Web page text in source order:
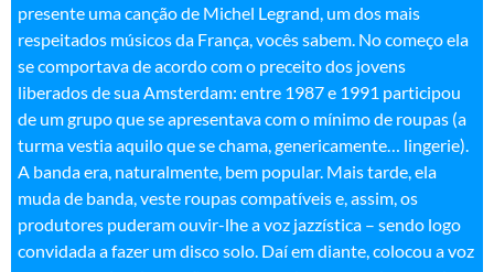
presente uma canção de Michel Legrand, um dos mais
respeitados músicos da França, vocês sabem. No começo ela
se comportava de acordo com o preceito dos jovens
liberados de sua Amsterdam: entre 1987 e 1991 participou
de um grupo que se apresentava com o mínimo de roupas (a
turma vestia aquilo que se chama, genericamente… lingerie).
A banda era, naturalmente, bem popular. Mais tarde, ela
muda de banda, veste roupas compatíveis e, assim, os
produtores puderam ouvir-lhe a voz jazzística – sendo logo
convidada a fazer um disco solo. Daí em diante, colocou a voz